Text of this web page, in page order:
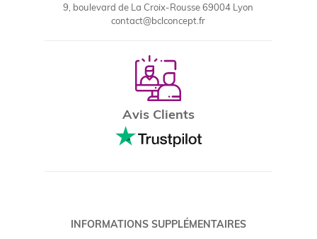
9, boulevard de La Croix-Rousse 69004 Lyon
contact@bclconcept.fr
Avis Clients
INFORMATIONS SUPPLÉMENTAIRES